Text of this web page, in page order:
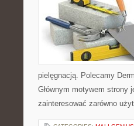
pielęgnacją. Polecamy
Głównym motywem strony
zainteresować zarówno